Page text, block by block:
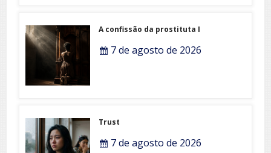
A confissão da prostituta I
7 de agosto de 2026
Trust
7 de agosto de 2026